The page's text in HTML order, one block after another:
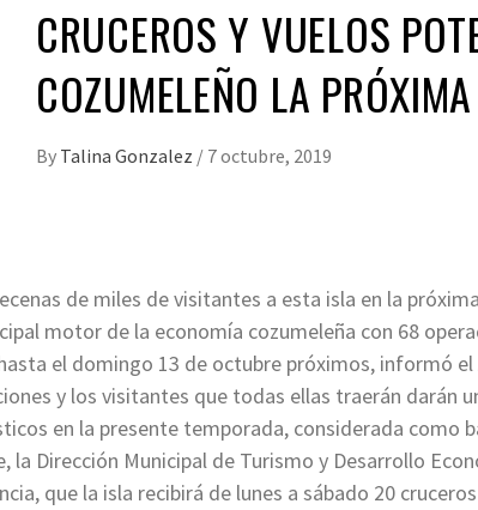
CRUCEROS Y VUELOS
COZUMELEÑO LA
By Talina Gonzalez / 7 octubre, 2019
de miles de visitantes a esta isla en la
motor de la economía cozumeleña con 68
el domingo 13 de octubre próximos, informó
y los visitantes que todas ellas traerán darán
en la presente temporada, considerada como
la Dirección Municipal de Turismo y Desarrollo
que la isla recibirá de lunes a sábado 20